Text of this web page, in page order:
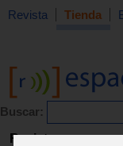
Revista Tienda
Buscar:
Revista